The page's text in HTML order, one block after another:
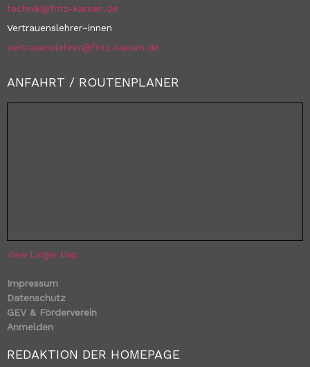
technik@fritz-karsen.de
Vertrauenslehrer~innen
vertrauenslehrer@fritz-karsen.de
ANFAHRT / ROUTENPLANER
View Larger Map
Impressum
Datenschutz
GEV & Förderverein
Anmelden
REDAKTION DER HOMEPAGE